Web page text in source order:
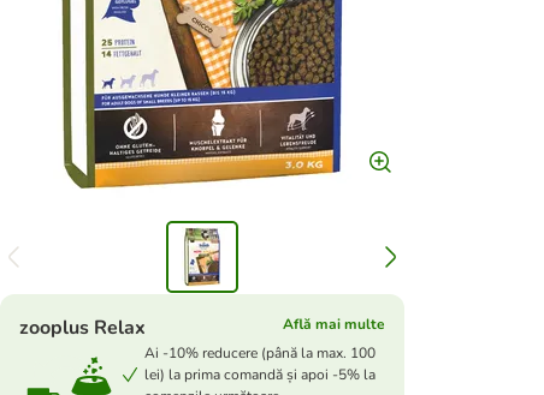
zooplus Relax
Află mai multe
Ai -10% reducere (până la max. 100
lei) la prima comandă și apoi -5% la